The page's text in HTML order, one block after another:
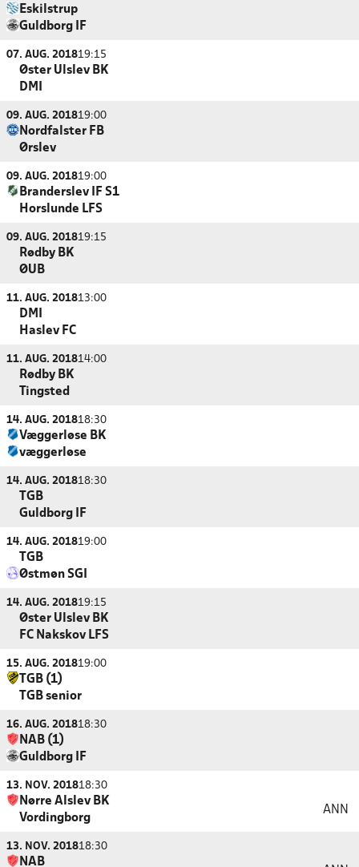
Eskilstrup
Guldborg IF
07. AUG. 201819:15
Øster Ulslev BK
DMI
09. AUG. 201819:00
Nordfalster FB
Ørslev
09. AUG. 201819:00
Branderslev IF S1
Horslunde LFS
09. AUG. 201819:15
Rødby BK
ØUB
11. AUG. 201813:00
DMI
Haslev FC
11. AUG. 201814:00
Rødby BK
Tingsted
14. AUG. 201818:30
Væggerløse BK
væggerløse
14. AUG. 201818:30
TGB
Guldborg IF
14. AUG. 201819:00
TGB
Østmøn SGI
14. AUG. 201819:15
Øster Ulslev BK
FC Nakskov LFS
15. AUG. 201819:00
TGB (1)
TGB senior
16. AUG. 201818:30
NAB (1)
Guldborg IF
13. NOV. 201818:30
Nørre Alslev BK
Vordingborg
ANN
13. NOV. 201818:30
NAB